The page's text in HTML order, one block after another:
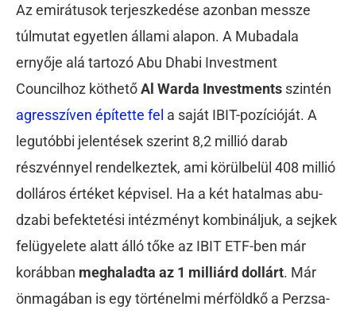
Az emirátusok terjeszkedése azonban messze
túlmutat egyetlen állami alapon. A Mubadala
ernyője alá tartozó Abu Dhabi Investment
Councilhoz köthetőAl Warda Investments szintén
agresszíven építette fel a saját IBIT-pozícióját. A
legutóbbi jelentések szerint 8,2 millió darab
részvénnyel rendelkeztek, ami körülbelül 408 millió
dolláros értéket képvisel. Ha a két hatalmas abu-
dzabi befektetési intézményt kombináljuk, a sejkek
felügyelete alatt álló tőke az IBIT ETF-ben már
korábban meghaladta az 1 milliárd dollárt. Már
önmagában is egy történelmi mérföldkő a Perzsa-